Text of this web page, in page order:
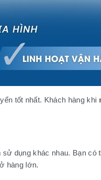
tốt nhất. Khách hàng khi
dụng khác nhau. Bạn có
hàng lớn.